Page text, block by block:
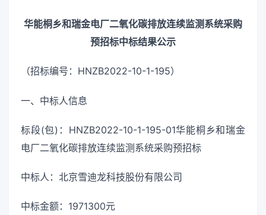
华能桐乡和瑞金电厂二氧化碳排放连续监测系统采购
预招标中标结果公示
（招标编号：HNZB2022-10-1-195）
一、中标人信息
标段(包)：HNZB2022-10-1-195-01华能桐乡和瑞金
电厂二氧化碳排放连续监测系统采购预招标
中标人：北京雪迪龙科技股份有限公司
中标金额：1971300元